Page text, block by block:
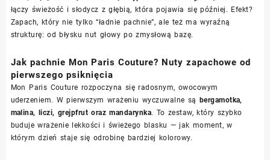
łączy świeżość i słodycz z głębią, która pojawia się później. Efekt?
Zapach, który nie tylko “ładnie pachnie”, ale też ma wyraźną
strukturę: od błysku nut głowy po zmysłową bazę.
Jak pachnie Mon Paris Couture? Nuty zapachowe od
pierwszego psiknięcia
Mon Paris Couture rozpoczyna się radosnym, owocowym
uderzeniem. W pierwszym wrażeniu wyczuwalne są bergamotka,
malina, liczi, grejpfrut oraz mandarynka. To zestaw, który szybko
buduje wrażenie lekkości i świeżego blasku — jak moment, w
którym dzień staje się odrobinę bardziej kolorowy.